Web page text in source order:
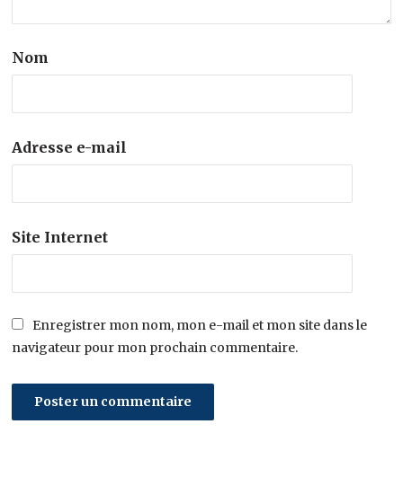
Nom
Adresse e-mail
Site Internet
Enregistrer mon nom, mon e-mail et mon site dans le
navigateur pour mon prochain commentaire.